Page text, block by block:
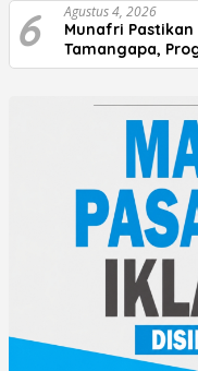
6 Agustus 4, 2026
Munafri Pastikan
Tamangapa,
Landfill Capai 93